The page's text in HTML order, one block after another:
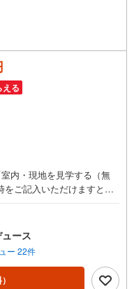
える
内・現地を見学する（無
ご記入いただけますとス
市の不動産売買専門会社
物件情報も多数ご用意！
宅ローン
シャル専門スタッフによ
ファイナンシャルプラン提
ース
ー 22件